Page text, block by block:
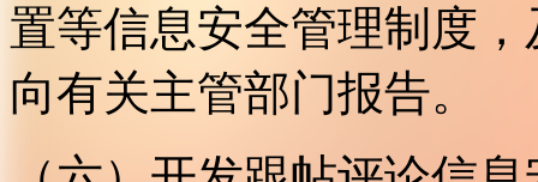
置等信息安全管理制度
向有关主管部门报告。